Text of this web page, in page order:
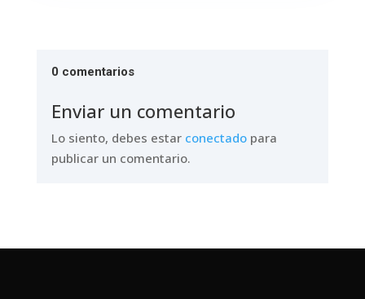
0 comentarios
Enviar un comentario
Lo siento, debes estar conectadopara
publicar un comentario.